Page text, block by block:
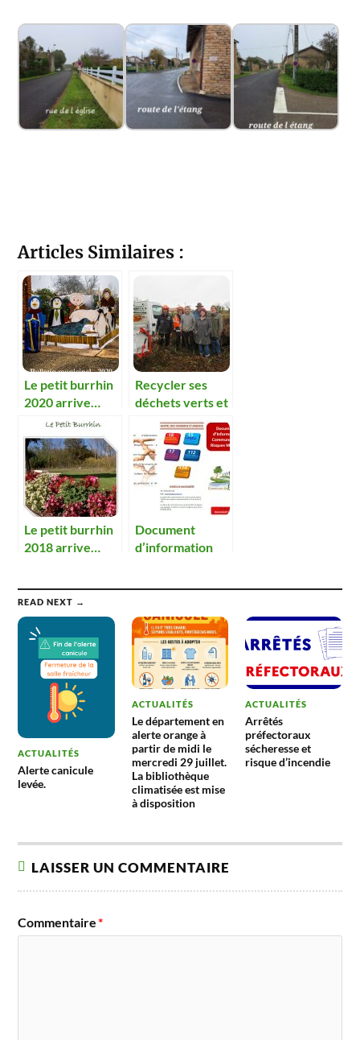
Articles Similaires :
Le petit burrhin
2020 arrive…
Recycler ses
déchets verts et
faire une action
solidaire et
écologique.
Le petit burrhin
2018 arrive…
Document
d’information
READ NEXT →
ACTUALITÉS
Alerte canicule
levée.
ACTUALITÉS
Le département en
alerte orange à
partir de midi le
mercredi 29 juillet.
La bibliothèque
climatisée est mise
à disposition
ACTUALITÉS
Arrêtés
préfectoraux
sécheresse et
risque d’incendie
LAISSER UN COMMENTAIRE
Commentaire*